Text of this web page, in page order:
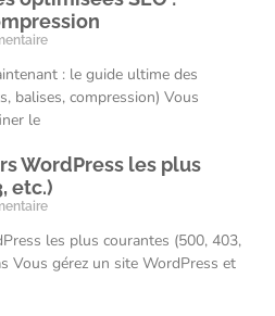
: le guide ultime des
balises, compression) Vous
le
WordPress les plus
etc.)
les plus courantes (500, 403,
Vous gérez un site WordPress et